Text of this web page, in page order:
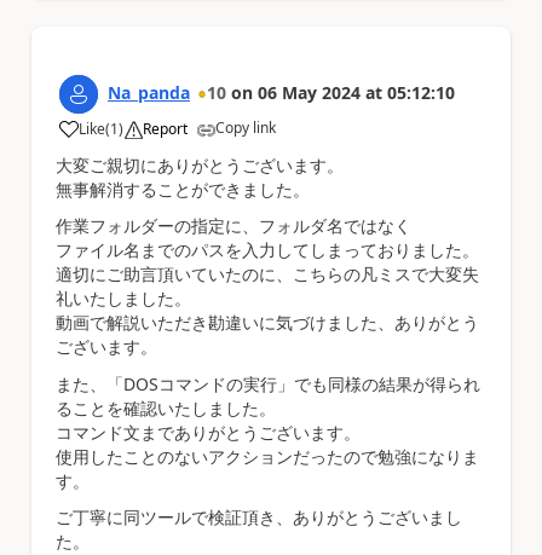
Na_panda 10 on 06 May 2024 at 05:12:10
Like
a (1) Report Copy link
大変ご親切にありがとうございます。
無事解消することができました。
作業フォルダーの指定に、フォルダ名ではなく
ファイル名までのパスを入力してしまっておりました。
適切にご助言頂いていたのに、こちらの凡ミスで大変失
礼いたしました。
動画で解説いただき勘違いに気づけました、ありがとう
ございます。
また、「DOSコマンドの実行」でも同様の結果が得られ
ることを確認いたしました。
コマンド文までありがとうございます。
使用したことのないアクションだったので勉強になりま
す。
ご丁寧に同ツールで検証頂き、ありがとうございまし
た。